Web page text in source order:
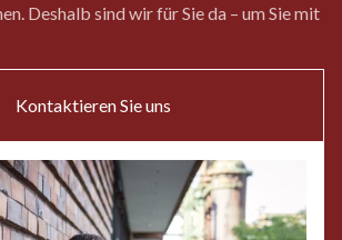
Deshalb sind wir für Sie da – um Sie mit
Kontaktieren Sie uns